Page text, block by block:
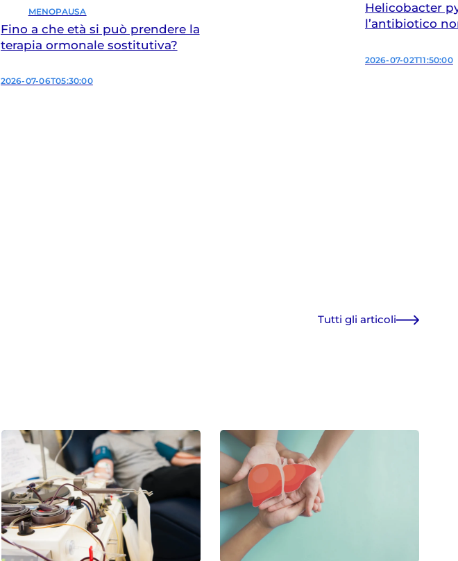
MENOPAUSA
Fino a che età si può prendere la
terapia ormonale sostitutiva?
2026-07-06T05:30:00
Helicobacter
l’antibiotico
2026-07-02T11:50:00
Tutti gli articoli